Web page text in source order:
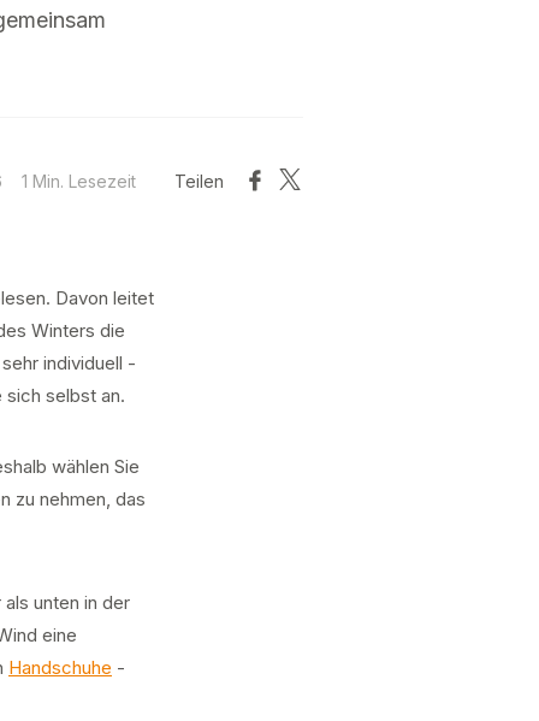
1 Min. Lesezeit Teilen
Davon leitet
Winters die
individuell -
sich selbst an.
wählen Sie
zu nehmen, das
unten in der
eine
Handschuhe -